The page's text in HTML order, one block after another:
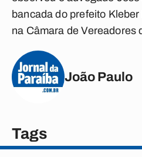
bancada do prefeito
na Câmara de Vereadores
João Paulo
Tags